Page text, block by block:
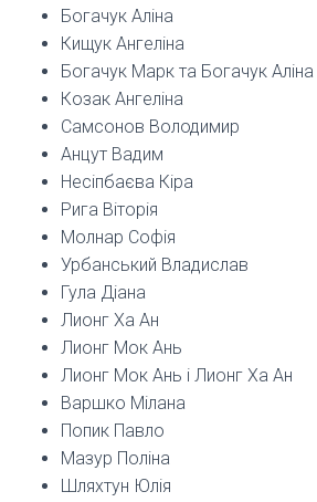
Богачук Аліна
Кищук Ангеліна
Богачук Марк та Богачук Аліна
Козак Ангеліна
Самсонов Володимир
Анцут Вадим
Несіпбаєва Кіра
Рига Віторія
Молнар Софія
Урбанський Владислав
Гула Діана
Лионг Ха Ан
Лионг Мок Ань
Лионг Мок Ань і Лионг Ха Ан
Варшко Мілана
Попик Павло
Мазур Поліна
Шляхтун Юлія